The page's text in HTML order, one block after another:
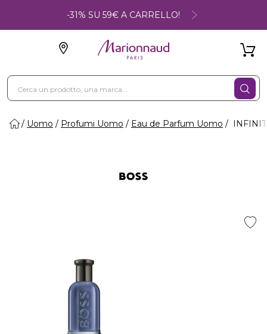
-31% SU 59€ A CARRELLO!
Uomo Profumi Uomo Eau de Parfum Uomo